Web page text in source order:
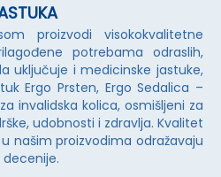
proizvodi visokokvalitetne
potrebama odraslih,
uključuje i medicinske jastuke,
Ergo Prsten, Ergo Sedalica –
invalidska kolica, osmišljeni za
udobnosti i zdravlja. Kvalitet
našim proizvodima odražavaju